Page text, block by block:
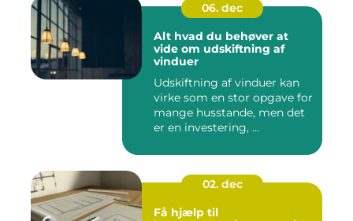
06. dec
Alt hvad du behøver at
vide om udskiftning af
vinduer
Udskiftning af vinduer kan
virke som en stor opgave for
mange husstande, men det
er en investering, ...
02. dec
Få hjælp til